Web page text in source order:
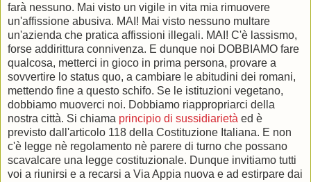
farà nessuno. Mai visto un vigile in vita mia rimuovere
un'affissione abusiva. MAI! Mai visto nessuno multare
un'azienda che pratica affissioni illegali. MAI! C'è lassismo,
forse addirittura connivenza. E dunque noi DOBBIAMO fare
qualcosa, metterci in gioco in prima persona, provare a
sovvertire lo status quo, a cambiare le abitudini dei romani,
mettendo fine a questo schifo. Se le istituzioni vegetano,
dobbiamo muoverci noi. Dobbiamo riappropriarci della
nostra città. Si chiama principio di sussidiarietà ed è
previsto dall'articolo 118 della Costituzione Italiana. E non
c'è legge nè regolamento nè parere di turno che possano
scavalcare una legge costituzionale. Dunque invitiamo tutti
voi a riunirsi e a recarsi a Via Appia nuova e ad estirpare dai